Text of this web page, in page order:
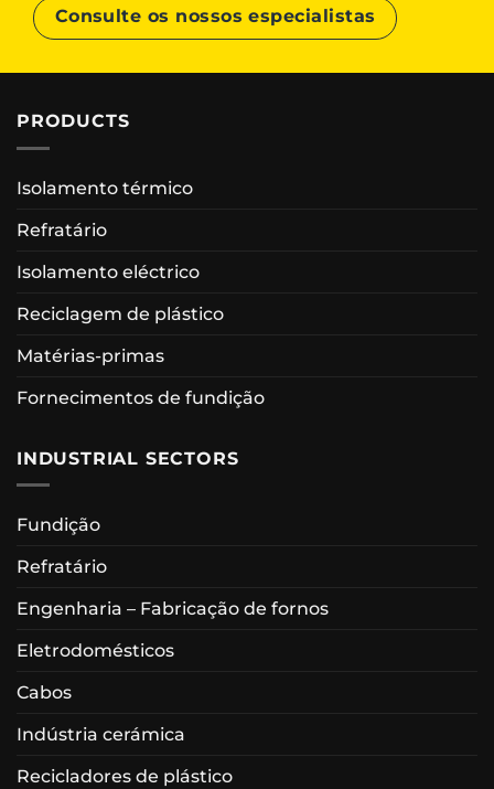
Consulte os nossos especialistas
PRODUCTS
Isolamento térmico
Refratário
Isolamento eléctrico
Reciclagem de plástico
Matérias-primas
Fornecimentos de fundição
INDUSTRIAL SECTORS
Fundição
Refratário
Engenharia – Fabricação de fornos
Eletrodomésticos
Cabos
Indústria cerámica
Recicladores de plástico